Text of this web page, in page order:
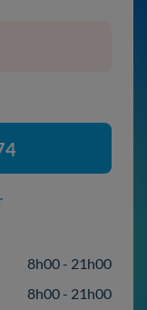
8h00 - 21h00
8h00 - 21h00